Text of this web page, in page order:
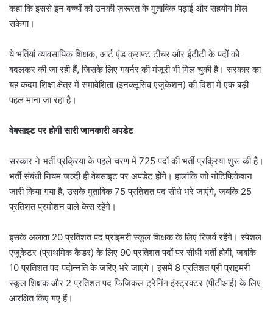
कहा कि इससे इन बच्चों को उनकी ज़रूरत के मुताबिक पढ़ाई और सहयोग मिल
सकेगा।
ये भर्तियां व्यावसायिक शिक्षक, आर्ट एंड क्राफ्ट टीचर और ईटीटी के पदों को
बदलकर की जा रही हैं, जिसके लिए गवर्नर की मंजूरी भी मिल चुकी है। सरकार का
यह कदम शिक्षा क्षेत्र में समावेशिता (इनक्लूसिव एजुकेशन) की दिशा में एक बड़ी
पहल माना जा रहा है।
वेबसाइट पर होगी सारी जानकारी अपडेट
सरकार ने भर्ती प्रक्रिया के पहले चरण में 725 पदों की भर्ती प्रक्रिया शुरू की है।
भर्ती संबंधी नियम जल्दी ही वेबसाइट पर अपडेट होंगे। हालांकि जो नोटिफिकेशन
जारी किया गया है, उसके मुताबिक 75 प्रतिशत पद सीधे भरे जाएंगे, जबकि 25
प्रतिशत प्रमोशन वाले केस रहेंगे।
इसके अलावा 20 प्रतिशत पद प्राइमरी स्कूल शिक्षक के लिए रिजर्व रहेंगे। स्पेशल
एजुकेटर (प्राथमिक कैडर) के लिए 90 प्रतिशत पदों पर सीधी भर्ती होगी, जबकि
10 प्रतिशत पद पदोन्नति के जरिए भरे जाएंगे। इसमें 8 प्रतिशत प्री प्राइमरी
स्कूल शिक्षक और 2 प्रतिशत पद फिजिकल ट्रेनिंग इंस्ट्रक्टर (पीटीआई) के लिए
आरक्षित किए गए हैं।